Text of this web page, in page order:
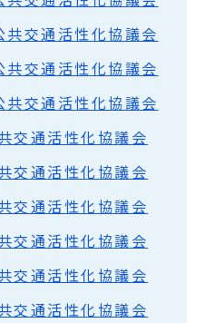
交通活性化協議会
交通活性化協議会
交通活性化協議会
交通活性化協議会
交通活性化協議会
交通活性化協議会
交通活性化協議会
交通活性化協議会
交通活性化協議会